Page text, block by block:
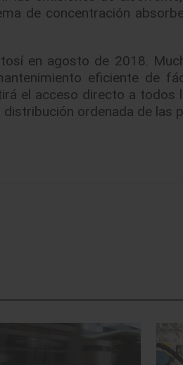
de concentración
en agosto de 2018.
eficiente de
el acceso directo a todos
ordenada de las